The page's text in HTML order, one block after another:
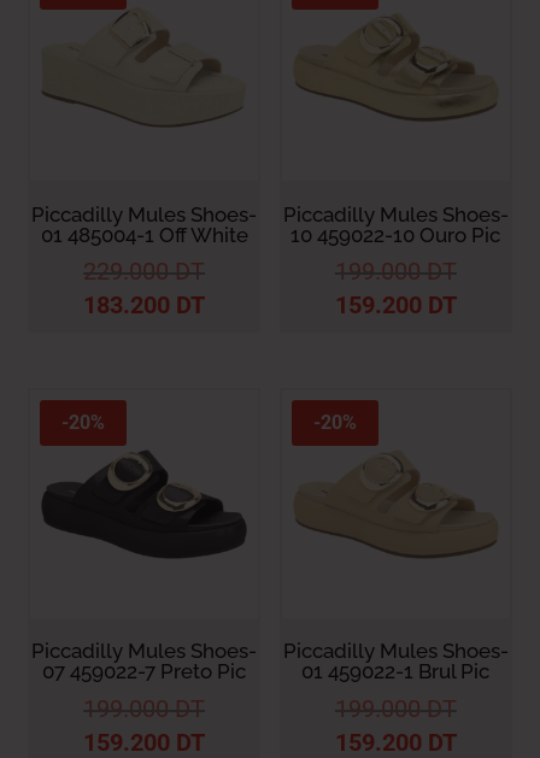
Piccadilly Mules Shoes-
01 485004-1 Off White
229.000 DT
183.200 DT
Piccadilly Mules Shoes-
10 459022-10 Ouro Pic
199.000 DT
159.200 DT
-20%
Piccadilly Mules Shoes-
07 459022-7 Preto Pic
199.000 DT
159.200 DT
-20%
Piccadilly Mules Shoes-
01 459022-1 Brul Pic
199.000 DT
159.200 DT